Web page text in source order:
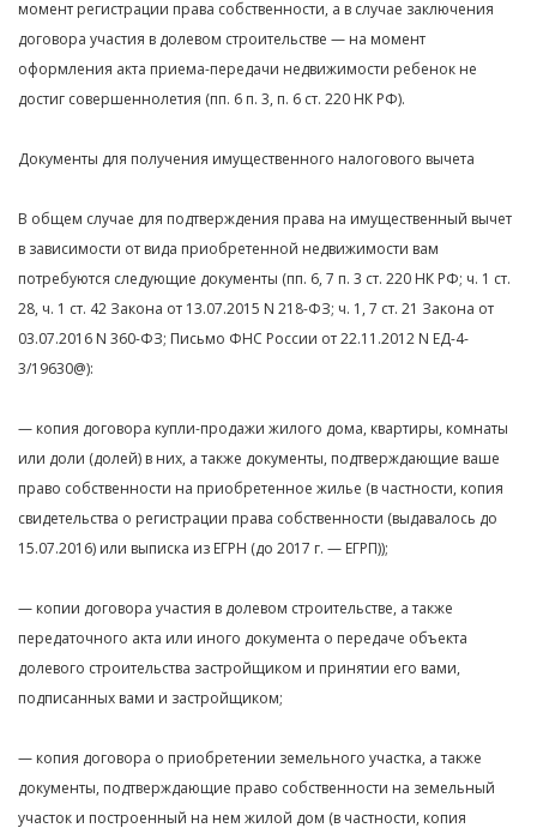
момент регистрации права собственности, а в случае заключения
договора участия в долевом строительстве — на момент
оформления акта приема-передачи недвижимости ребенок не
достиг совершеннолетия (пп. 6 п. 3, п. 6 ст. 220 НК РФ).
Документы для получения имущественного налогового вычета
В общем случае для подтверждения права на имущественный вычет
в зависимости от вида приобретенной недвижимости вам
потребуются следующие документы (пп. 6, 7 п. 3 ст. 220 НК РФ; ч. 1 ст.
28, ч. 1 ст. 42 Закона от 13.07.2015 N 218-ФЗ; ч. 1, 7 ст. 21 Закона от
03.07.2016 N 360-ФЗ; Письмо ФНС России от 22.11.2012 N ЕД-4-
3/19630@):
— копия договора купли-продажи жилого дома, квартиры, комнаты
или доли (долей) в них, а также документы, подтверждающие ваше
право собственности на приобретенное жилье (в частности, копия
свидетельства о регистрации права собственности (выдавалось до
15.07.2016) или выписка из ЕГРН (до 2017 г. — ЕГРП));
— копии договора участия в долевом строительстве, а также
передаточного акта или иного документа о передаче объекта
долевого строительства застройщиком и принятии его вами,
подписанных вами и застройщиком;
— копия договора о приобретении земельного участка, а также
документы, подтверждающие право собственности на земельный
участок и построенный на нем жилой дом (в частности, копия